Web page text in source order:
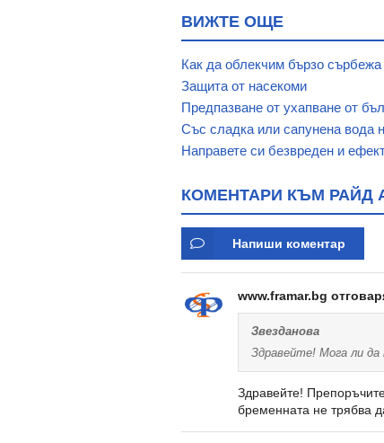
ВИЖТЕ ОЩЕ
Как да облекчим бързо
Защита от насекоми
Предпазване от ухапване от
Със сладка или сапунена вода
Направете си безвреден и
КОМЕНТАРИ КЪМ РАЙД
Напиши коментар
www.framar.bg
Звезданова
Здравейте! Мога ли да
Здравейте!
бременната не трябва